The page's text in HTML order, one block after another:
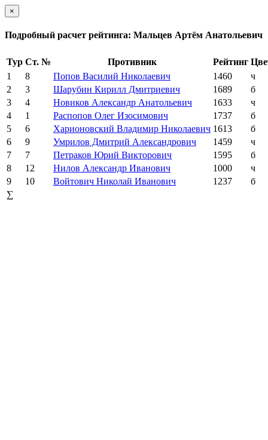
×
Подробный расчет рейтинга: Мальцев Артём Анатольевич
Тур Ст. № Противник Рейтинг
1
8 Попов Василий Николаевич 1460
ч
2
3 Шарубин Кирилл Дмитриевич 1689
б
3
4 Новиков Александр Анатольевич 1633
ч
4
1 Распопов Олег Изосимович 1737
б
5
6 Харионовский Владимир Николаевич 1613
б
6
9 Умрилов Дмитрий Александрович 1459
ч
7
7 Петраков Юрий Викторович 1595
б
8
12 Нилов Александр Иванович 1000
ч
9
10 Войтович Николай Иванович 1237
б
∑